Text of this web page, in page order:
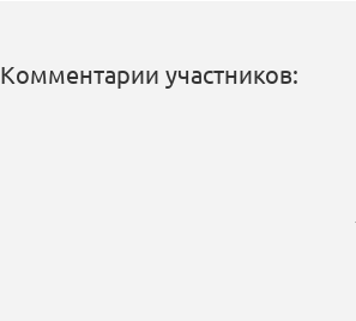
Комментарии участников: